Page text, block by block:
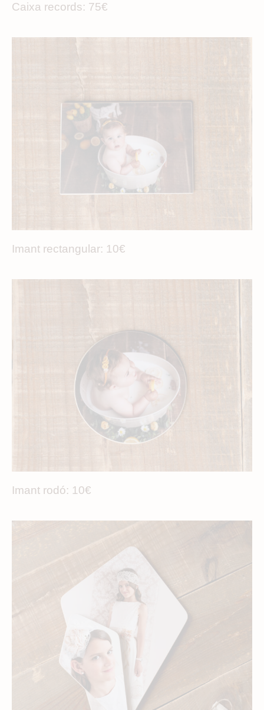
Caixa records: 75€
Imant rectangular: 10€
Imant rodó: 10€